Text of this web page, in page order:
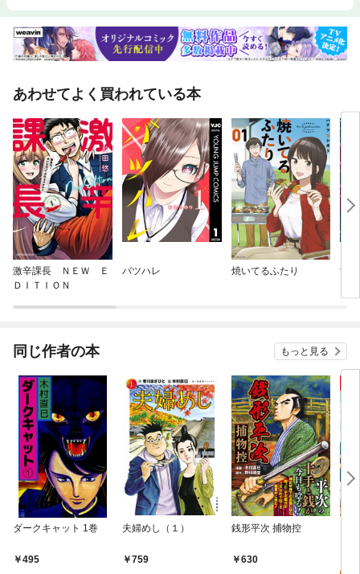
あわせてよく買われている本
激辛課長 ＮＥＷ Ｅ
ＤＩＴＩＯＮ
バツハレ 焼いてるふたり
す
同じ作者の本 もっと見る
ダークキャット 1巻
495
夫婦めし（１）
759
銭形平次 捕物控
630